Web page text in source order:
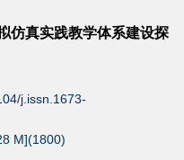
仿真实践教学体系建设探
j.issn.1673-
M](1800)